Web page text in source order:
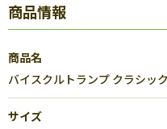
商品情報
商品名
バイスクルトランプ クラシッ
サイズ